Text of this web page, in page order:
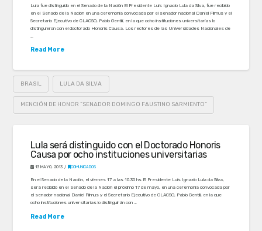
Lula fue distinguido en el Senado de la Nación El Presidente Luis Ignacio Lula da Silva, fue recibido
en el Senado de la Nación en una ceremonia convocada por el senador nacional Daniel Filmus y el
Secretario Ejecutivo de CLACSO, Pablo Gentili, en la que ocho instituciones universitarias lo
distinguieron con el doctorado Honoris Causa. Los rectores de las Universidades Nacionales de
Read More
BRASIL LULA DA SILVA
MENCIÓN DE HONOR “SENADOR DOMINGO FAUSTINO SARMIENTO”
Lula será distinguido con el Doctorado Honoris
Causa por ocho instituciones universitarias
13 MAYO, 2013 COMUNICADOS
En el Senado de la Nación, el viernes 17 a las 10.30 hs El Presidente Luis Ignazio Lula da Silva,
será recibido en el Senado de la Nación el próximo 17 de mayo, en una ceremonia convocada por
el senador nacional Daniel Filmus y el Secretario Ejecutivo de CLACSO, Pablo Gentili, en la que
ocho instituciones universitarias lo distinguirán con …
Read More